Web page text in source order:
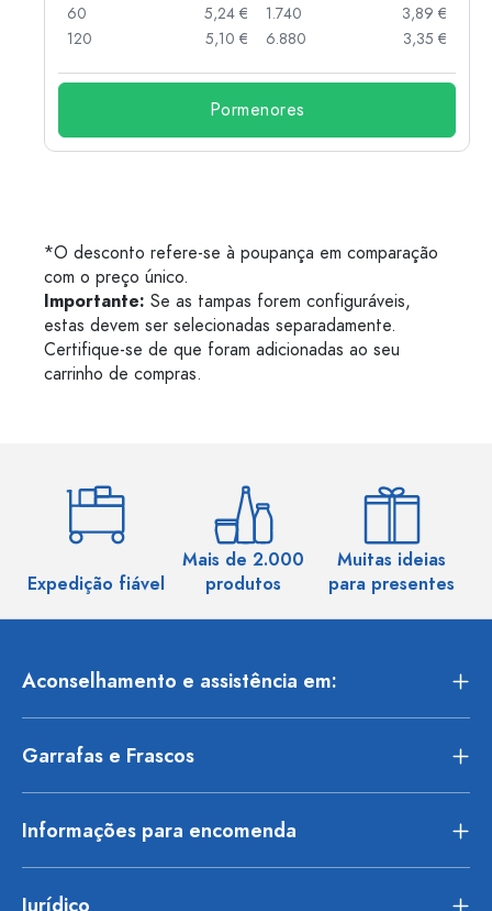
60
5,24 €
120
5,10 €
1.740
3,89 €
6.880
3,35 €
Pormenores
*O desconto refere-se à poupança em comparação
com o preço único.
Importante: Se as tampas forem configuráveis,
estas devem ser selecionadas separadamente.
Certifique-se de que foram adicionadas ao seu
carrinho de compras.
Expedição fiável
Mais de 2.000
produtos
Muitas ideias
para presentes
Aconselhamento e assistência em:
Garrafas e Frascos
Informações para encomenda
Jurídico